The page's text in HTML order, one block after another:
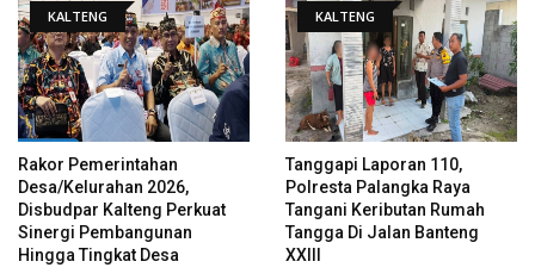
KALTENG
Rakor Pemerintahan
Desa/Kelurahan 2026,
Disbudpar Kalteng Perkuat
Sinergi Pembangunan
Hingga Tingkat Desa
KALTENG
Tanggapi Laporan 110,
Polresta Palangka Raya
Tangani Keributan Rumah
Tangga Di Jalan Banteng
XXIII